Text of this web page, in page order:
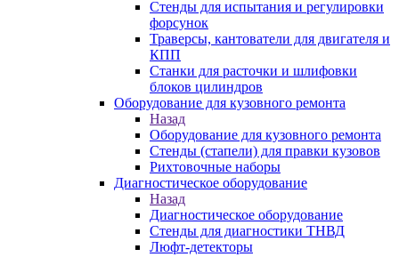
Стенды для испытания и регулировки
форсунок
Траверсы, кантователи для двигателя и
КПП
Станки для расточки и шлифовки
блоков цилиндров
Оборудование для кузовного ремонта
Назад
Оборудование для кузовного ремонта
Стенды (стапели) для правки кузовов
Рихтовочные наборы
Диагностическое оборудование
Назад
Диагностическое оборудование
Стенды для диагностики ТНВД
Люфт-детекторы